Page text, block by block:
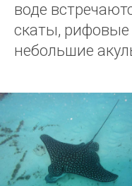
воде
скаты,
небольшие